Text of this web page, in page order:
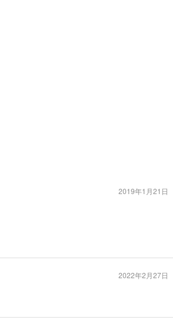
2019年1月21日
2022年2月27日